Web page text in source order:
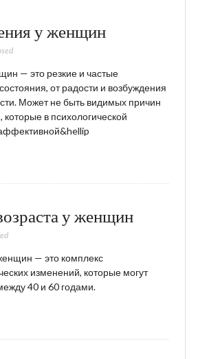
у женщин
— это резкие и частые
от радости и возбуждения
Может не быть видимых причин
в психологической
у женщин
— это комплекс
изменений, которые могут
40 и 60 годами.